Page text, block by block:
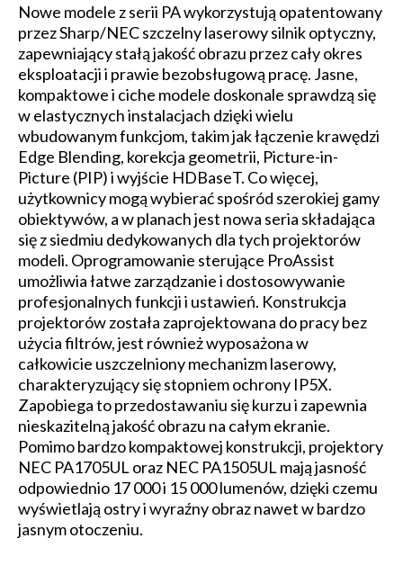
Nowe modele z serii PA wykorzystują opatentowany
przez Sharp/NEC szczelny laserowy silnik optyczny,
zapewniający stałą jakość obrazu przez cały okres
eksploatacji i prawie bezobsługową pracę. Jasne,
kompaktowe i ciche modele doskonale sprawdzą się
w elastycznych instalacjach dzięki wielu
wbudowanym funkcjom, takim jak łączenie krawędzi
Edge Blending, korekcja geometrii, Picture-in-
Picture (PIP) i wyjście HDBaseT. Co więcej,
użytkownicy mogą wybierać spośród szerokiej gamy
obiektywów, a w planach jest nowa seria składająca
się z siedmiu dedykowanych dla tych projektorów
modeli. Oprogramowanie sterujące ProAssist
umożliwia łatwe zarządzanie i dostosowywanie
profesjonalnych funkcji i ustawień. Konstrukcja
projektorów została zaprojektowana do pracy bez
użycia filtrów, jest również wyposażona w
całkowicie uszczelniony mechanizm laserowy,
charakteryzujący się stopniem ochrony IP5X.
Zapobiega to przedostawaniu się kurzu i zapewnia
nieskazitelną jakość obrazu na całym ekranie.
Pomimo bardzo kompaktowej konstrukcji, projektory
NEC PA1705UL oraz NEC PA1505UL mają jasność
odpowiednio 17 000 i 15 000 lumenów, dzięki czemu
wyświetlają ostry i wyraźny obraz nawet w bardzo
jasnym otoczeniu.